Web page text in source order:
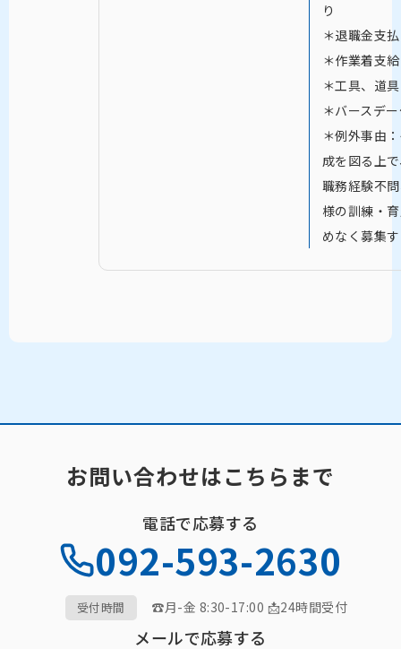
り
＊退職金支
＊作業着支給
＊工具、道
＊バースデ
＊例外事由
成を図る上
職務経験不
様の訓練・
めなく募集
お問い合わせはこちらまで
電話で応募する
092-593-2630
受付時間 ☎月-金 8:30-17:00 📩24時間受付
メールで応募する